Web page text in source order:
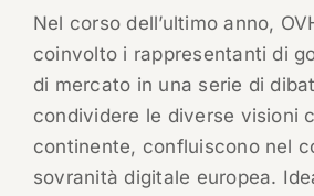
Nel corso dell’ultimo anno,
coinvolto i rappresentanti di
di mercato in una serie di
condividere le diverse visioni
continente, confluiscono nel
sovranità digitale europea.